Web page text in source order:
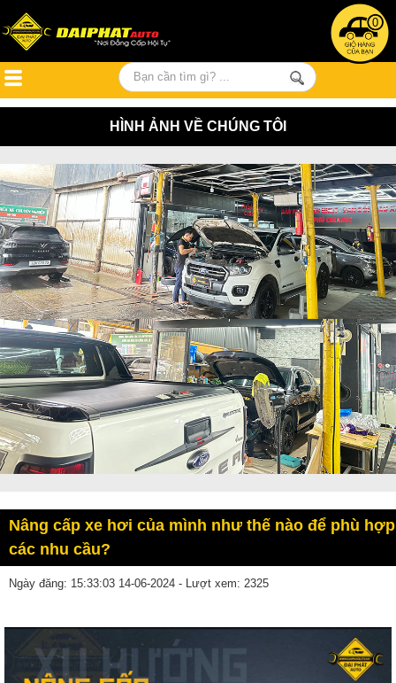
0
HÌNH ẢNH VỀ CHÚNG TÔI
Nâng cấp xe hơi của mình như thế nào để phù hợp
các nhu cầu?
Ngày đăng: 15:33:03 14-06-2024 - Lượt xem: 2325